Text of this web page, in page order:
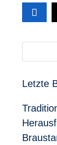
Letzte